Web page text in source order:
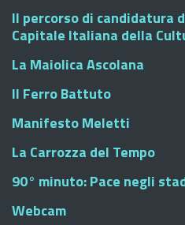
Il percorso di candidatura
Capitale Italiana della
La Maiolica Ascolana
Il Ferro Battuto
Manifesto Meletti
La Carrozza del Tempo
90° minuto: Pace negli
Webcam